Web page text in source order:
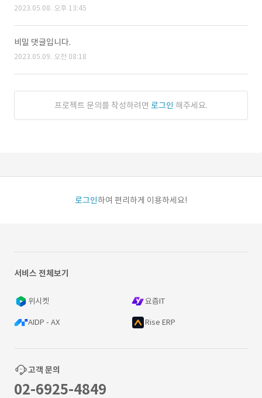
2023.05.08. 오후 13:45
비밀 댓글입니다.
2023.05.09. 오전 08:18
프로젝트 문의를 작성하려면 로그인 해주세요.
로그인하여 편리하게 이용하세요!
서비스 전체보기
위시켓 요즘IT
AIDP - AX Rise ERP
고객 문의
02-6925-4849